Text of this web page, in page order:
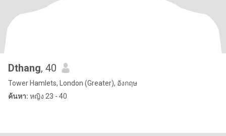
Dthang, 40
Tower Hamlets, London (Greater), อังกฤษ
ค้นหา: หญิง 23 - 40